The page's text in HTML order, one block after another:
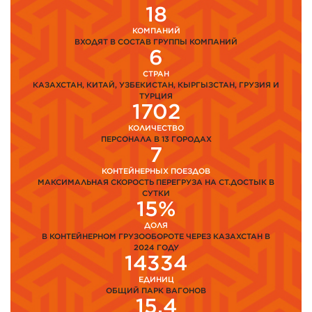
18
КОМПАНИЙ
ВХОДЯТ В СОСТАВ ГРУППЫ КОМПАНИЙ
6
СТРАН
КАЗАХСТАН, КИТАЙ, УЗБЕКИСТАН, КЫРГЫЗСТАН, ГРУЗИЯ И
ТУРЦИЯ
1702
КОЛИЧЕСТВО
ПЕРСОНАЛА В 13 ГОРОДАХ
7
КОНТЕЙНЕРНЫХ ПОЕЗДОВ
МАКСИМАЛЬНАЯ СКОРОСТЬ ПЕРЕГРУЗА НА СТ.ДОСТЫК В
СУТКИ
15%
ДОЛЯ
В КОНТЕЙНЕРНОМ ГРУЗООБОРОТЕ ЧЕРЕЗ КАЗАХСТАН В
2024 ГОДУ
14334
ЕДИНИЦ
ОБЩИЙ ПАРК ВАГОНОВ
15,4